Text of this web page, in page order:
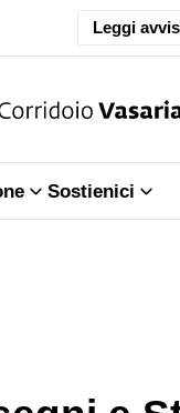
Leggi
Sostienici